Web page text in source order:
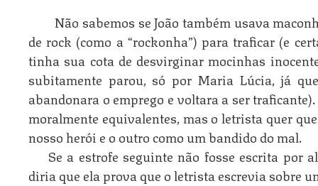
Não sabemos se João também usava
de rock (como a “rockonha”) para traficar (e
tinha sua cota de desvirginar mocinhas
subitamente parou, só por Maria Lúcia, já
abandonara o emprego e voltara a ser
moralmente equivalentes, mas o letrista quer
nosso herói e o outro como um bandido do mal.
Se a estrofe seguinte não fosse escrita por
diria que ela prova que o letrista escrevia sobre